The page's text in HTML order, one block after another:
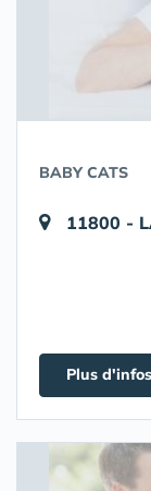
BABY CATS
11800 -
Plus d'infos